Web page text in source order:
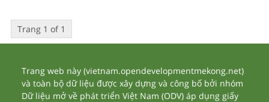
Trang 1 of 1
Trang web này (vietnam.opendevelopmentmekong.net)
và toàn bộ dữ liệu được xây dựng và công bố bởi nhóm
Dữ liệu mở về phát triển Việt Nam (ODV) áp dụng giấy